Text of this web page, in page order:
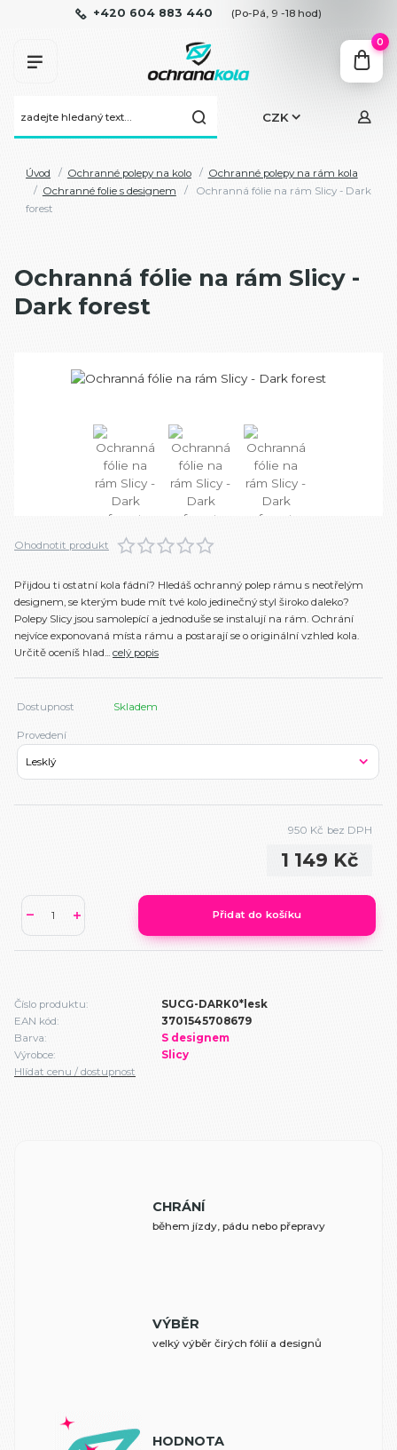
CZK
+420 604 883 440 (Po-Pá, 9 -18 hod)
0
Úvod Ochranné polepy na kolo
Ochranné polepy na rám kola
Ochranné folie s designem
Ochranná fólie na rám Slicy - Dark
forest
Ochranná fólie na rám Slicy -
Dark forest
Ohodnotit produkt
Přijdou ti ostatní kola fádní? Hledáš ochranný polep rámu s neotřelým
designem, se kterým bude mít tvé kolo jedinečný styl široko daleko?
Polepy Slicy jsou samolepící a jednoduše se instalují na rám. Ochrání
nejvíce exponovaná místa rámu a postarají se o originální vzhled kola.
Určitě oceníš hlad... celý popis
Dostupnost Skladem
Provedení
1 149 Kč
950 Kč bez DPH
Přidat do košíku
Číslo produktu:
SUCG-DARK0*lesk
EAN kód:
3701545708679
Barva:
S designem
Výrobce:
Slicy
Hlídat cenu / dostupnost
CHRÁNÍ
během jízdy, pádu nebo přepravy
VÝBĚR
velký výběr čirých fólií a designů
HODNOTA